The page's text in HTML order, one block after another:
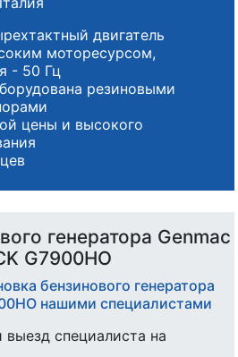
двигатель
моторесурсом,
- 50 Гц
резиновыми
цены и высокого
генератора Genmac
G7900HO
бензинового генератора
нашими специалистами
выезд специалиста на